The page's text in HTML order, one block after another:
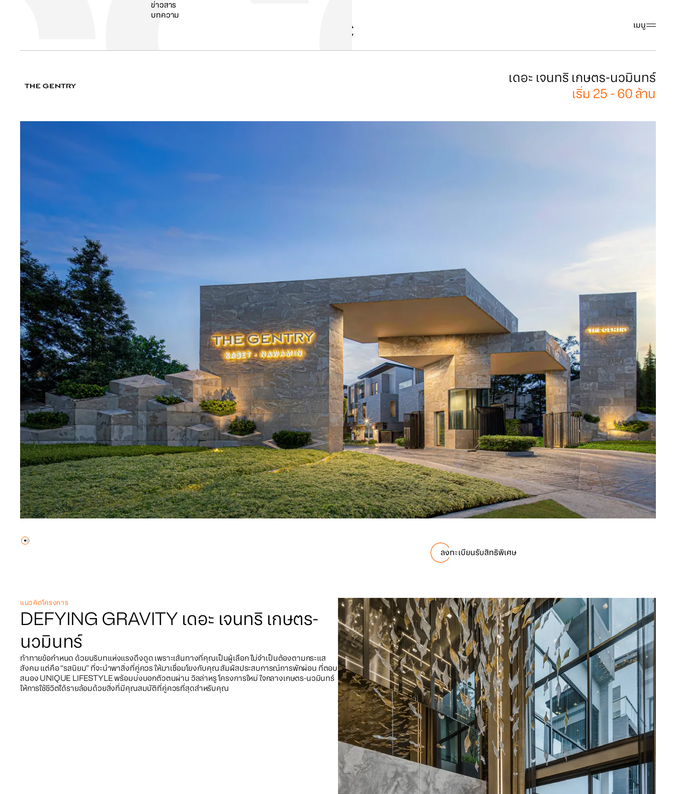
เมนู
ข่าวสาร
บทความ
เดอะ เจนทริ เกษตร-นวมินทร์
เริ่ม 25 - 60 ล้าน
ลงทะเบียนรับสิทธิพิเศษ
แนวคิดโครงการ
DEFYING GRAVITY เดอะ เจนทริ เกษตร-
นวมินทร์
ท้าทายข้อกำหนด ด้วยบริบทแห่งแรงดึงดูด เพราะเส้นทางที่คุณเป็นผู้เลือก ไม่จำเป็นต้องตามกระแส
สังคม แต่คือ “รสนิยม” ที่จะนำพาสิ่งที่คู่ควร ให้มาเชื่อมโยงกับคุณ สัมผัสประสบการณ์การพักผ่อน ที่ตอบ
สนอง UNIQUE LIFESTYLE พร้อมบ่งบอกตัวตนผ่าน วิลล่าหรู โครงการใหม่ ใจกลางเกษตร-นวมินทร์
ให้การใช้ชีวิตได้รายล้อมด้วยสิ่งที่มีคุณสมบัติที่คู่ควรที่สุดสำหรับคุณ